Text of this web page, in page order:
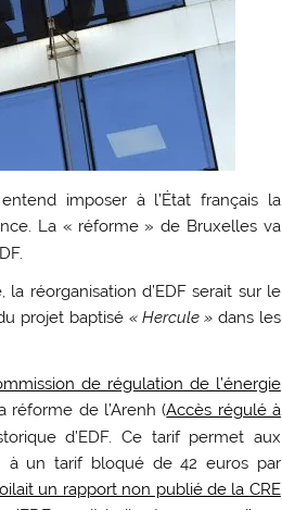
imposer à l’État français la
La « réforme » de Bruxelles va
.
la réorganisation d’EDFserait sur le
projet baptisé« Hercule » dans les
de régulation de l’énergie
réforme de l’Arenh (Accès régulé à
d’EDF. Ce tarif permet aux
à un tarif bloqué de 42 euros par
un rapport non publié de la CRE